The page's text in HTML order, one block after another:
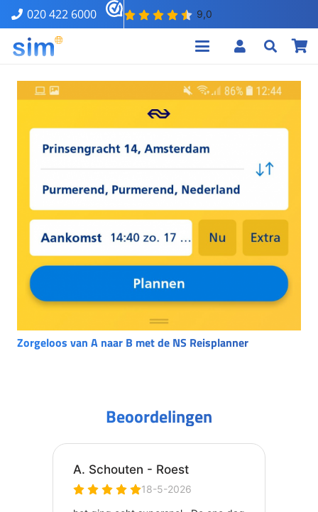
020 422 6000
Zorgeloos van A naar B met de NS Reisplanner
Beoordelingen